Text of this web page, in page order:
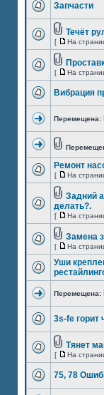
Запчасти
Течёт
[ На
[ На
Вибрация
Перемещена:
Ремонт
[ На
Задний
делать?.
[ На
Замена
[ На
Уши
Перемещена:
3s-fe горит
Тянет
[ На
75, 78